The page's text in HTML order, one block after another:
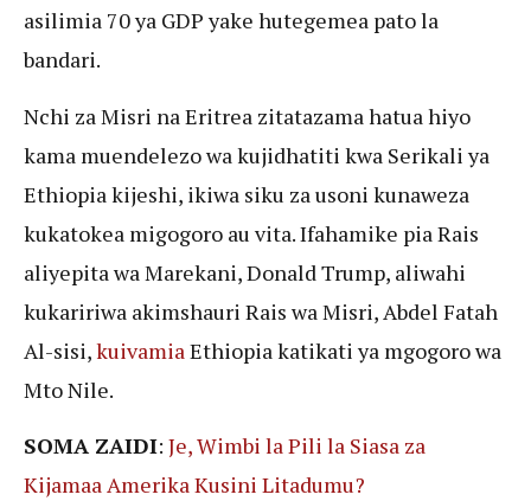
asilimia 70 ya GDP yake hutegemea pato la
bandari.
Nchi za Misri na Eritrea zitatazama hatua hiyo
kama muendelezo wa kujidhatiti kwa Serikali ya
Ethiopia kijeshi, ikiwa siku za usoni kunaweza
kukatokea migogoro au vita. Ifahamike pia Rais
aliyepita wa Marekani, Donald Trump, aliwahi
kukaririwa akimshauri Rais wa Misri, Abdel Fatah
Al-sisi,kuivamia Ethiopia katikati ya mgogoro wa
Mto Nile.
SOMA ZAIDI: Je, Wimbi la Pili la Siasa za
Kijamaa Amerika Kusini Litadumu?